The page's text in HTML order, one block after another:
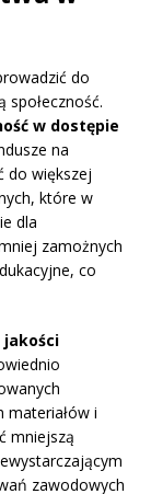
do
społeczność.
w dostępie
na
do większej
które w
dla
zamożnych
co
jakości
materiałów i
mniejszą
zawodowych